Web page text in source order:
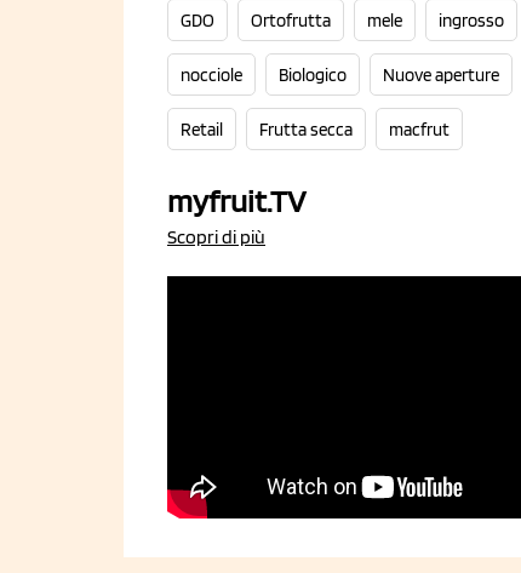
GDO Ortofrutta mele ingrosso
nocciole Biologico Nuove aperture
Retail Frutta secca macfrut
myfruit.TV
Scopri di più